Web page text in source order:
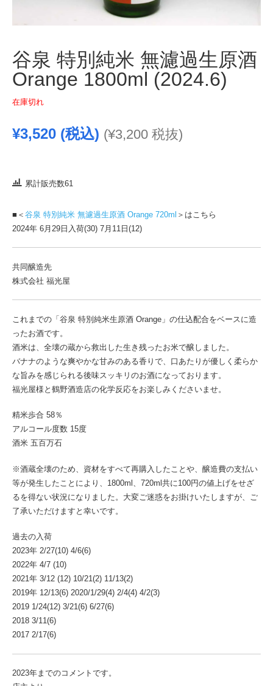
谷泉 特別純米 無濾過生原酒
Orange 1800ml (2024.6)
在庫切れ
¥3,520 (税込) (¥3,200 税抜)
累計販売数61
■＜ 谷泉 特別純米 無濾過生原酒 Orange 720ml ＞はこちら
2024年 6月29日入荷(30) 7月11日(12)
共同醸造先
株式会社 福光屋
これまでの「谷泉 特別純米生原酒 Orange」の仕込配合をベースに造
ったお酒です。
酒米は、全壊の蔵から救出した生き残ったお米で醸しました。
バナナのような爽やかな甘みのある香りで、口あたりが優しく柔らか
な旨みを感じられる後味スッキリのお酒になっております。
福光屋様と鶴野酒造店の化学反応をお楽しみくださいませ。
精米歩合 58％
アルコール度数 15度
酒米 五百万石
※酒蔵全壊のため、資材をすべて再購入したことや、醸造費の支払い
等が発生したことにより、1800ml、720ml共に100円の値上げをせざ
るを得ない状況になりました。大変ご迷惑をお掛けいたしますが、ご
了承いただけますと幸いです。
過去の入荷
2023年 2/27(10) 4/6(6)
2022年 4/7 (10)
2021年 3/12 (12) 10/21(2) 11/13(2)
2019年 12/13(6) 2020/1/29(4) 2/4(4) 4/2(3)
2019 1/24(12) 3/21(6) 6/27(6)
2018 3/11(6)
2017 2/17(6)
2023年までのコメントです。